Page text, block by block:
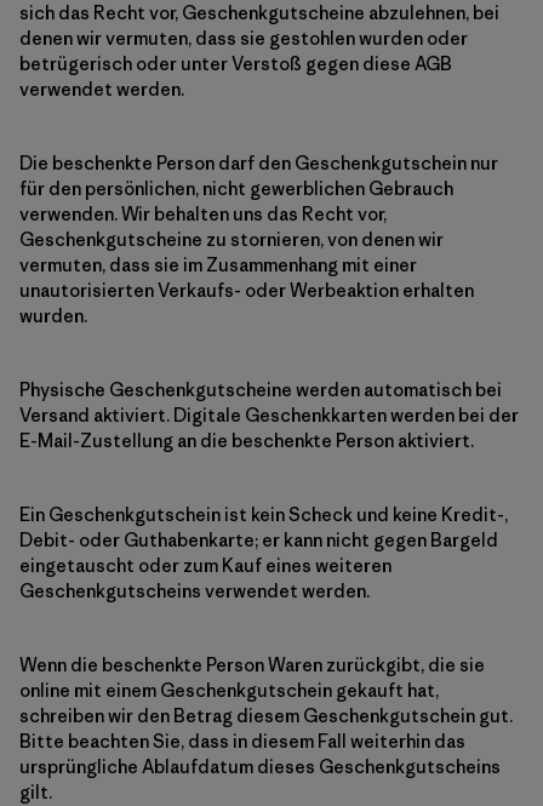
sich das Recht vor, Geschenkgutscheine abzulehnen, bei
denen wir vermuten, dass sie gestohlen wurden oder
betrügerisch oder unter Verstoß gegen diese AGB
verwendet werden.
Die beschenkte Person darf den Geschenkgutschein nur
für den persönlichen, nicht gewerblichen Gebrauch
verwenden. Wir behalten uns das Recht vor,
Geschenkgutscheine zu stornieren, von denen wir
vermuten, dass sie im Zusammenhang mit einer
unautorisierten Verkaufs- oder Werbeaktion erhalten
wurden.
Physische Geschenkgutscheine werden automatisch bei
Versand aktiviert. Digitale Geschenkkarten werden bei der
E-Mail-Zustellung an die beschenkte Person aktiviert.
Ein Geschenkgutschein ist kein Scheck und keine Kredit-,
Debit- oder Guthabenkarte; er kann nicht gegen Bargeld
eingetauscht oder zum Kauf eines weiteren
Geschenkgutscheins verwendet werden.
Wenn die beschenkte Person Waren zurückgibt, die sie
online mit einem Geschenkgutschein gekauft hat,
schreiben wir den Betrag diesem Geschenkgutschein gut.
Bitte beachten Sie, dass in diesem Fall weiterhin das
ursprüngliche Ablaufdatum dieses Geschenkgutscheins
gilt.